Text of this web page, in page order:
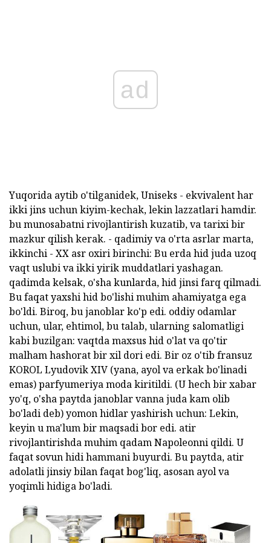
ad
Yuqorida aytib o'tilganidek, Uniseks - ekvivalent har
ikki jins uchun kiyim-kechak, lekin lazzatlari hamdir.
bu munosabatni rivojlantirish kuzatib, va tarixi bir
mazkur qilish kerak. - qadimiy va o'rta asrlar marta,
ikkinchi - XX asr oxiri birinchi: Bu erda hid juda uzoq
vaqt uslubi va ikki yirik muddatlari yashagan.
qadimda kelsak, o'sha kunlarda, hid jinsi farq qilmadi.
Bu faqat yaxshi hid bo'lishi muhim ahamiyatga ega
bo'ldi. Biroq, bu janoblar ko'p edi. oddiy odamlar
uchun, ular, ehtimol, bu talab, ularning salomatligi
kabi buzilgan: vaqtda maxsus hid o'lat va qo'tir
malham hashorat bir xil dori edi. Bir oz o'tib fransuz
KOROL Lyudovik XIV (yana, ayol va erkak bo'linadi
emas) parfyumeriya moda kiritildi. (U hech bir xabar
yo'q, o'sha paytda janoblar vanna juda kam olib
bo'ladi deb) yomon hidlar yashirish uchun: Lekin,
keyin u ma'lum bir maqsadi bor edi. atir
rivojlantirishda muhim qadam Napoleonni qildi. U
faqat sovun hidi hammani buyurdi. Bu paytda, atir
adolatli jinsiy bilan faqat bog'liq, asosan ayol va
yoqimli hidiga bo'ladi.